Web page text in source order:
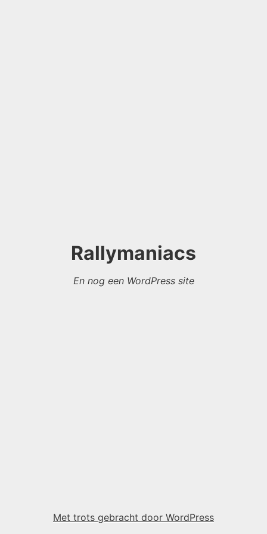
Rallymaniacs
En nog een WordPress site
Met trots gebracht door WordPress